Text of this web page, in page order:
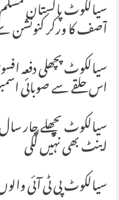
سیالکوٹ پاکستان
آصف کا ورکر
سیالکوٹ پچھلی دفعہ
اس حلقے سے صوبائی
سیالکوٹ پچھلے چار
اینٹ بھی نہیں لگی
سیالکوٹ پی ٹی آئی